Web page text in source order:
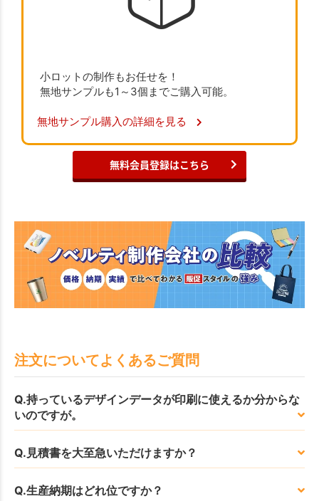
小ロットの制作もお任せを！
無地サンプルも1～3個までご購入可能。
無地サンプル購入の詳細を見る
無料会員登録はこちら
注文についてよくあるご質問
Q.持っているデザインデータが印刷に使えるか分からな
いのですが。
Q.見積書を大至急いただけますか？
Q.生産納期はどれ位ですか？